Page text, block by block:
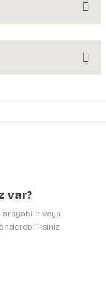
tarafımıza
var?
arayabilir veya